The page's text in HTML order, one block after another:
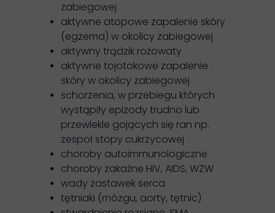
zabiegowej
aktywne atopowe zapalenie skóry
(egzema) w okolicy zabiegowej
aktywny trądzik rożowaty
aktywne tojotokowe zapalenie
skóry w okolicy zabiegowej
schorzenia, w przebiegu których
wystąpiły epizody trudno lub
przewlekle gojących się ran np.
zespoł stopy cukrzycowej
choroby autoimmunologiczne
choroby zakaźne HIV, AIDS, WZW
wady zastawek serca
tętniaki (mózgu, aorty, tętnic)